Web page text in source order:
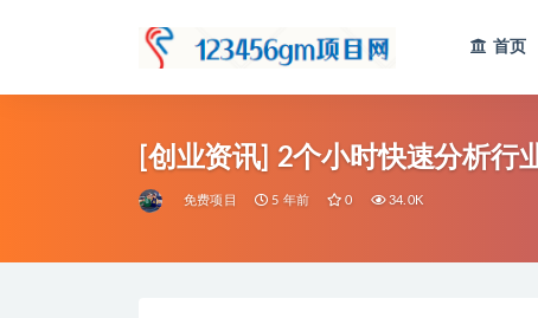
首页
[创业资讯] 2个小时快速分析行
免费项目 5 年前 0 34.0K